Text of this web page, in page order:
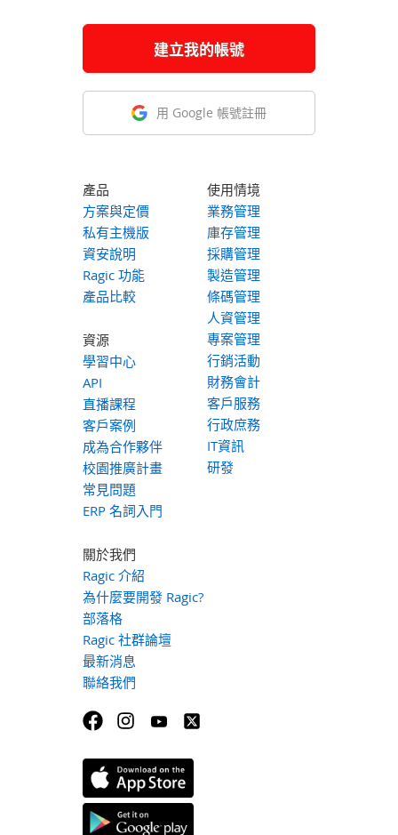
建立我的帳號
用 Google 帳號註冊
產品
方案與定價
私有主機版
資安說明
Ragic 功能
產品比較
資源
學習中心
API
直播課程
客戶案例
成為合作夥伴
校園推廣計畫
常見問題
ERP 名詞入門
使用情境
業務管理
庫存管理
採購管理
製造管理
條碼管理
人資管理
專案管理
行銷活動
財務會計
客戶服務
行政庶務
IT資訊
研發
關於我們
Ragic 介紹
為什麼要開發 Ragic?
部落格
Ragic 社群論壇
最新消息
聯絡我們